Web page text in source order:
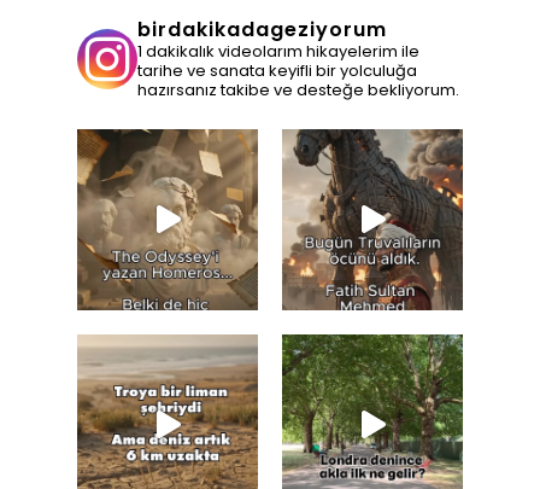
birdakikadageziyorum
1 dakikalık videolarım hikayelerim ile
tarihe ve sanata keyifli bir yolculuğa
hazırsanız takibe ve desteğe bekliyorum.